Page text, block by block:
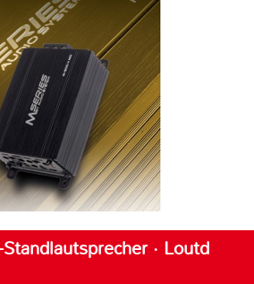
· Loutd